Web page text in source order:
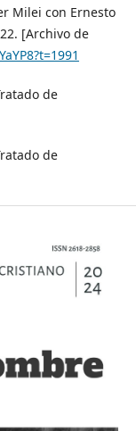
Milei con Ernesto
[Archivo de
de
de